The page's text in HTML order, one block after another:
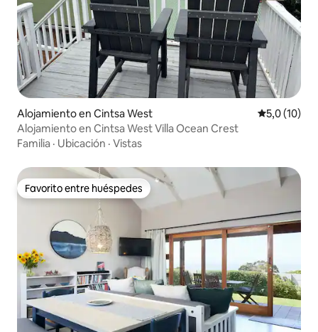
Alojamiento en Cintsa West Calificación
5,0 (10)
Alojamiento en Cintsa West Villa Ocean Crest
Familia · Ubicación · Vistas
Favorito entre huéspedes
Favorito entre huéspedes